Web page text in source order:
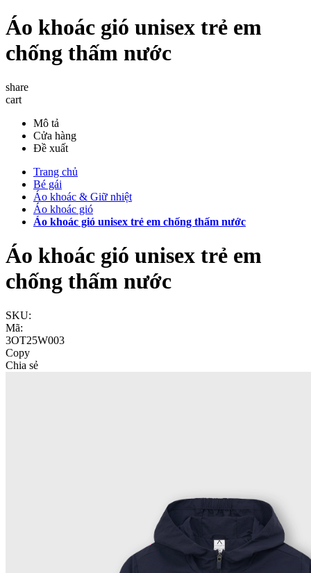
Áo khoác gió unisex trẻ em
chống thấm nước
share
cart
Mô tả
Cửa hàng
Đề xuất
Trang chủ
Bé gái
Áo khoác & Giữ nhiệt
Áo khoác gió
Áo khoác gió unisex trẻ em chống thấm nước
Áo khoác gió unisex trẻ em
chống thấm nước
SKU:
Mã:
3OT25W003
Copy
Chia sẻ